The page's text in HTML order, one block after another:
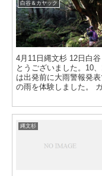
白谷＆カヤック
4月11日縄文杉 12日白
とうございました。10
は出発前に大雨警報発
の雨を体験しました。
縄文杉